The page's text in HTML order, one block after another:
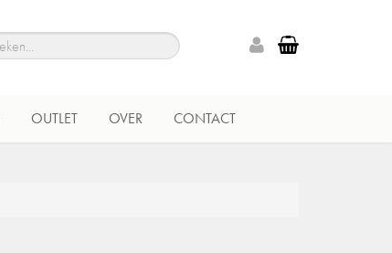
OUTLET OVER CONTACT